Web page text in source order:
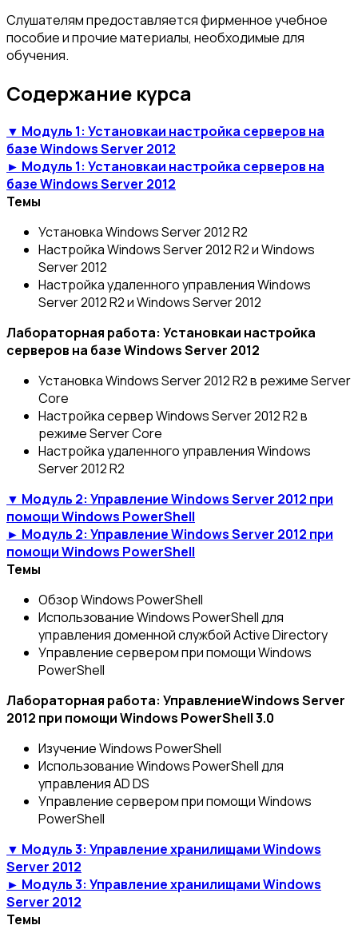
Слушателям предоставляется фирменное учебное
пособие и прочие материалы, необходимые для
обучения.
Содержание курса
▼ Модуль 1: Установкаи настройка серверов на
базе Windows Server 2012
► Модуль 1: Установкаи настройка серверов на
базе Windows Server 2012
Темы
Установка Windows Server 2012 R2
Настройка Windows Server 2012 R2 и Windows
Server 2012
Настройка удаленного управления Windows
Server 2012 R2 и Windows Server 2012
Лабораторная работа: Установкаи настройка
серверов на базе Windows Server 2012
Установка Windows Server 2012 R2 в режиме Server
Core
Настройка сервер Windows Server 2012 R2 в
режиме Server Core
Настройка удаленного управления Windows
Server 2012 R2
▼ Модуль 2: Управление Windows Server 2012 при
помощи Windows PowerShell
► Модуль 2: Управление Windows Server 2012 при
помощи Windows PowerShell
Темы
Обзор Windows PowerShell
Использование Windows PowerShell для
управления доменной службой Active Directory
Управление сервером при помощи Windows
PowerShell
Лабораторная работа: УправлениеWindows Server
2012 при помощи Windows PowerShell 3.0
Изучение Windows PowerShell
Использование Windows PowerShell для
управления AD DS
Управление сервером при помощи Windows
PowerShell
▼ Модуль 3: Управление хранилищами Windows
Server 2012
► Модуль 3: Управление хранилищами Windows
Server 2012
Темы